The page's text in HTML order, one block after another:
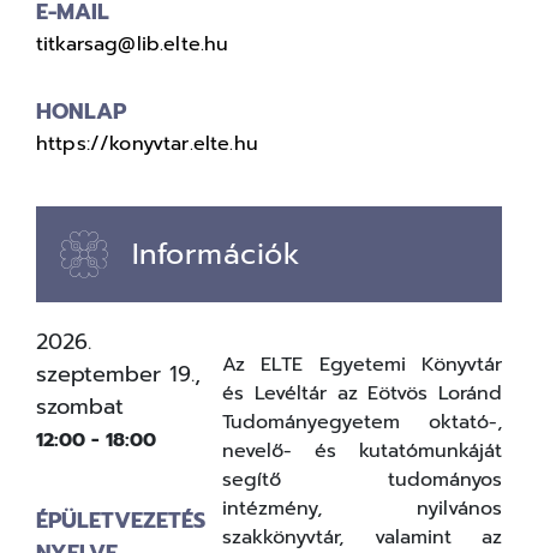
E-MAIL
titkarsag@lib.elte.hu
HONLAP
https://konyvtar.elte.hu
Információk
2026.
szeptember 19.,
szombat
12:00 - 18:00
ÉPÜLETVEZETÉS
Az ELTE Egyetemi Könyvtár
és Levéltár az Eötvös Loránd
Tudományegyetem oktató-,
nevelő- és kutatómunkáját
segítő tudományos
intézmény, nyilvános
szakkönyvtár, valamint az